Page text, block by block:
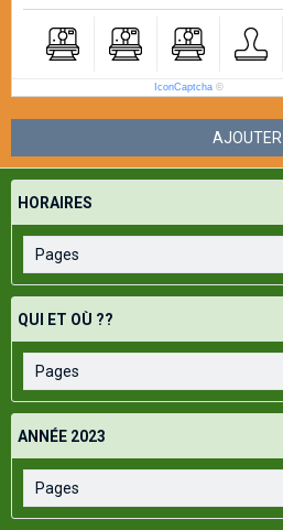
IconCaptcha ©
AJOUTER
HORAIRES
QUI ET OÙ ??
ANNÉE 2023